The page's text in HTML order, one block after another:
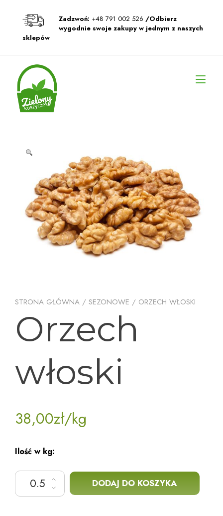
Zadzwoń: +48 791 002 526 /Odbierz
wygodnie swoje zakupy w jednym z naszych
sklepów
STRONA GŁÓWNA / SEZONOWE / ORZECH WŁOSKI
Orzech
włoski
38,00zł/kg
Ilość w kg:
ilość Orzech włoski
DODAJ DO KOSZYKA